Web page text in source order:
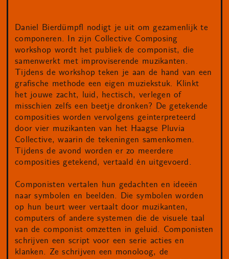
Daniel Bierdümpfl nodigt je uit om gezamenlijk te
componeren. In zijn Collective Composing
workshop wordt het publiek de componist, die
samenwerkt met improviserende muzikanten.
Tijdens de workshop teken je aan de hand van een
grafische methode een eigen muziekstuk. Klinkt
het jouwe zacht, luid, hectisch, verlegen of
misschien zelfs een beetje dronken? De getekende
composities worden vervolgens geinterpreteerd
door vier muzikanten van het Haagse Pluvia
Collective, waarin de tekeningen samenkomen.
Tijdens de avond worden er zo meerdere
composities getekend, vertaald én uitgevoerd.
Componisten vertalen hun gedachten en ideeën
naar symbolen en beelden. Die symbolen worden
op hun beurt weer vertaalt door muzikanten,
computers of andere systemen die de visuele taal
van de componist omzetten in geluid. Componisten
schrijven een script voor een serie acties en
klanken. Ze schrijven een monoloog, de